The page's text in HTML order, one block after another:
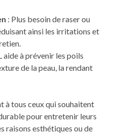
: Plus besoin de raser ou
ainsi les irritations et
aide à prévenir les poils
de la peau, la rendant
à tous ceux qui souhaitent
pour entretenir leurs
raisons esthétiques ou de